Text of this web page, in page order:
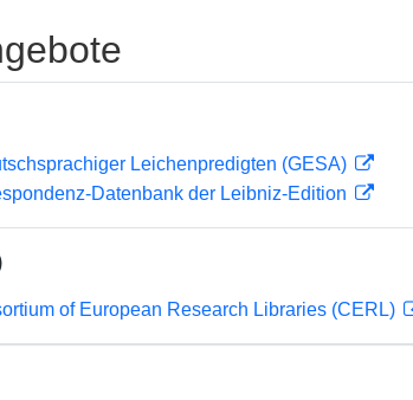
Leichenpredigten (GESA)
Datenbank der Leibniz-Edition
of European Research Libraries (CERL)